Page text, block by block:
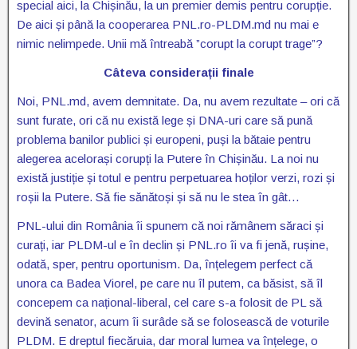
special aici, la Chișinău, la un premier demis pentru corupție.
De aici și până la cooperarea PNL.ro-PLDM.md nu mai e
nimic nelimpede. Unii mă întreabă ”corupt la corupt trage”?
Câteva considerații finale
Noi, PNL.md, avem demnitate. Da, nu avem rezultate – ori că
sunt furate, ori că nu există lege și DNA-uri care să pună
problema banilor publici și europeni, puși la bătaie pentru
alegerea acelorași corupți la Putere în Chișinău. La noi nu
există justiție și totul e pentru perpetuarea hoților verzi, rozi și
roșii la Putere. Să fie sănătoși și să nu le stea în gât…
PNL-ului din România îi spunem că noi rămânem săraci și
curați, iar PLDM-ul e în declin și PNL.ro îi va fi jenă, rușine,
odată, sper, pentru oportunism. Da, înțelegem perfect că
unora ca Badea Viorel, pe care nu îl putem, ca băsist, să îl
concepem ca național-liberal, cel care s-a folosit de PL să
devină senator, acum îi surâde să se folosească de voturile
PLDM. E dreptul fiecăruia, dar moral lumea va înțelege, o